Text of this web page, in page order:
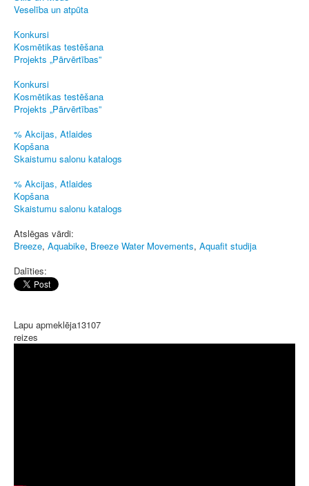
Veselība un atpūta
Konkursi
Kosmētikas testēšana
Projekts „Pārvērtības”
Konkursi
Kosmētikas testēšana
Projekts „Pārvērtības”
% Akcijas, Atlaides
Kopšana
Skaistumu salonu katalogs
% Akcijas, Atlaides
Kopšana
Skaistumu salonu katalogs
Atslēgas vārdi:
Breeze, Aquabike, Breeze Water Movements, Aquafit studija
Dalīties:
Lapu apmeklēja13107
reizes